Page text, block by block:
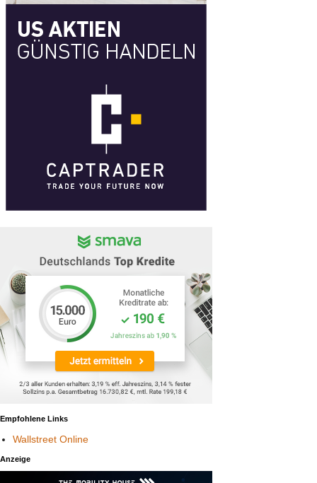
Empfohlene Links
Wallstreet Online
Anzeige